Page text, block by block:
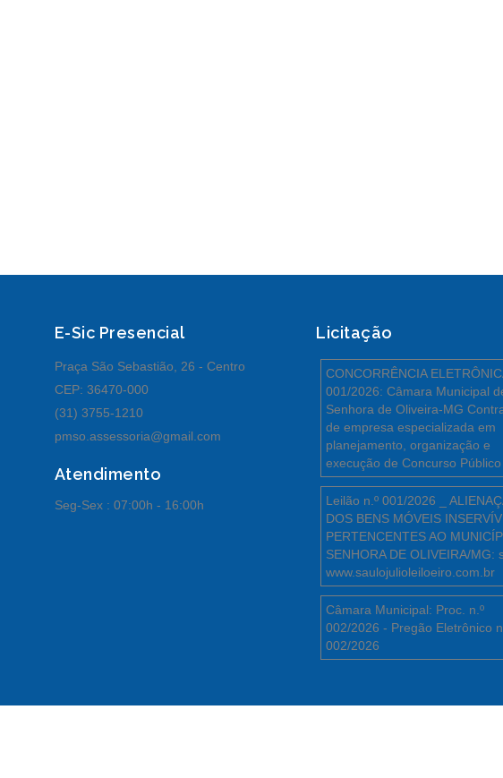
E-Sic Presencial
Praça São Sebastião, 26 - Centro
CEP: 36470-000
(31) 3755-1210
pmso.assessoria@gmail.com
Atendimento
Seg-Sex : 07:00h - 16:00h
Licitação
CONCORRÊNCIA
001/2026: Câmara Municipal
Senhora de Oliveira-MG
de empresa especializada em
planejamento, organização e
execução de Concurso Público
Leilão n.º 001/2026 _
DOS BENS MÓVEIS
PERTENCENTES AO
SENHORA DE OLIVEIRA/MG:
www.saulojulioleiloeiro.com.br
Câmara Municipal: Proc. n.º
002/2026 - Pregão Eletrônico
002/2026